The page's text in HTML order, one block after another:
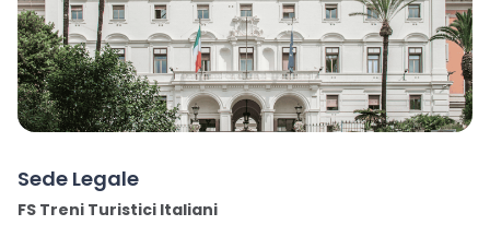
Sede Legale
FS Treni Turistici Italiani